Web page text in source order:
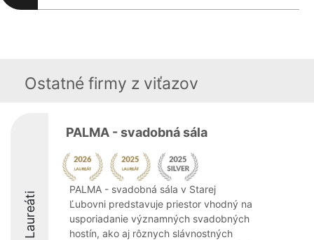
Ostatné firmy z viťazov
Laureáti
PALMA - svadobná sála
PALMA - svadobná sála v Starej
Ľubovni predstavuje priestor vhodný na
usporiadanie významných svadobných
hostín, ako aj rôznych slávnostných